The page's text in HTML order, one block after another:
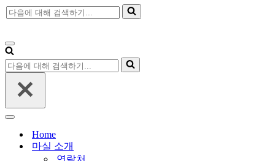
다
음
대
해
검
내
비
게
뉴
다
음
해
내
Home
마실 소개
연락처